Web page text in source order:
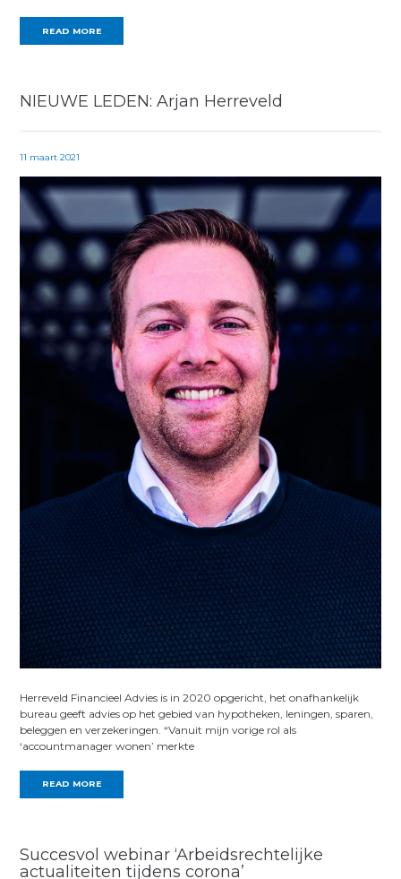
READ MORE
NIEUWE LEDEN: Arjan Herreveld
11 maart 2021
Herreveld Financieel Advies is in 2020 opgericht, het onafhankelijk
bureau geeft advies op het gebied van hypotheken, leningen, sparen,
beleggen en verzekeringen. “Vanuit mijn vorige rol als
‘accountmanager wonen’ merkte
READ MORE
Succesvol webinar ‘Arbeidsrechtelijke
actualiteiten tijdens corona’